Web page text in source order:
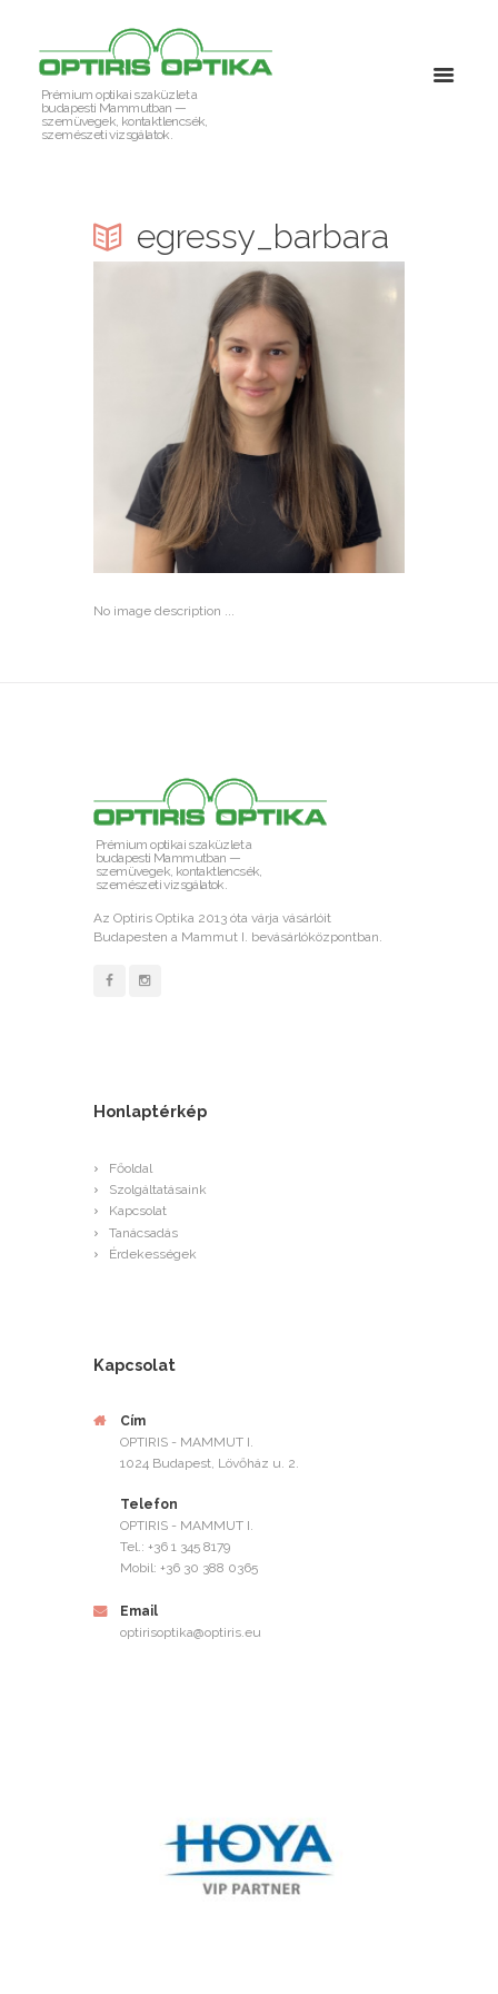
Prémium optikai szaküzlet a
budapesti Mammutban —
szemüvegek, kontaktlencsék,
szemészeti vizsgálatok.
egressy_barbara
No image description ...
Prémium optikai szaküzlet a
budapesti Mammutban —
szemüvegek, kontaktlencsék,
szemészeti vizsgálatok.
Az Optiris Optika 2013 óta várja vásárlóit
Budapesten a Mammut I. bevásárlóközpontban.
Honlaptérkép
Főoldal
Szolgáltatásaink
Kapcsolat
Tanácsadás
Érdekességek
Kapcsolat
Cím
OPTIRIS - MAMMUT I.
1024 Budapest, Lövőház u. 2.
Telefon
OPTIRIS - MAMMUT I.
Tel.: +36 1 345 8179
Mobil: +36 30 388 0365
Email
optirisoptika@optiris.eu